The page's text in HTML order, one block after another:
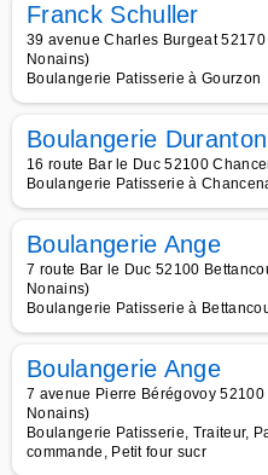
Franck Schuller
39 avenue Charles Burgeat
Nonains)
Boulangerie Patisserie à Gourzon
Boulangerie Duranton
16 route Bar le Duc 52100
Boulangerie Patisserie à
Boulangerie Ange
7 route Bar le Duc 52100
Nonains)
Boulangerie Patisserie à
Boulangerie Ange
7 avenue Pierre Bérégovoy
Nonains)
Boulangerie Patisserie, Traiteur,
commande, Petit four sucr